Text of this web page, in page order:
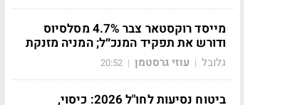
מייסד רוקסטאר צבר 4.7% מסלסיוס
ודורש את תפקיד המנכ״ל; המניה מזנקת
גלובל | עוזי גרסטמן |
20:52
ביטוח נסיעות לחו"ל 2026: כיסוי,